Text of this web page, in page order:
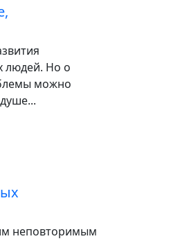
людей. Но о
можно
неповторимым